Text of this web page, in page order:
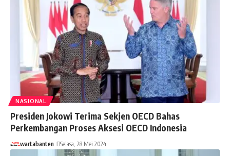
NASIONAL
Presiden Jokowi Terima Sekjen OECD Bahas
Perkembangan Proses Aksesi OECD Indonesia
wartabanten Selasa, 28 Mei 2024